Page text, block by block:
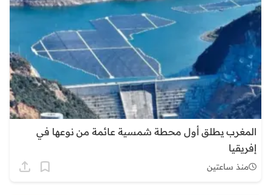
المغرب يطلق أول محطة شمسية عائمة من نوعها في
إفريقيا
منذ ساعتين